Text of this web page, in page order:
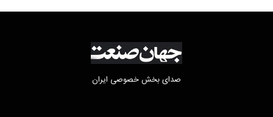
صدای بخش خصوصی ایران